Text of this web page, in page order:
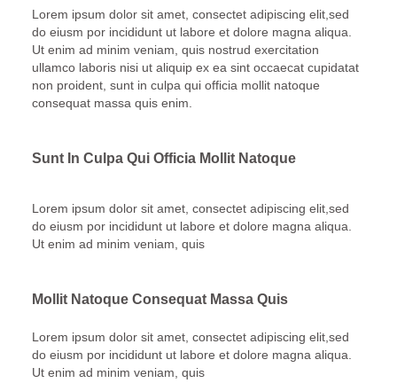
Lorem ipsum dolor sit amet, consectet adipiscing elit,sed
do eiusm por incididunt ut labore et dolore magna aliqua.
Ut enim ad minim veniam, quis nostrud exercitation
ullamco laboris nisi ut aliquip ex ea sint occaecat cupidatat
non proident, sunt in culpa qui officia mollit natoque
consequat massa quis enim.
Sunt In Culpa Qui Officia Mollit Natoque
Lorem ipsum dolor sit amet, consectet adipiscing elit,sed
do eiusm por incididunt ut labore et dolore magna aliqua.
Ut enim ad minim veniam, quis
Mollit Natoque Consequat Massa Quis
Lorem ipsum dolor sit amet, consectet adipiscing elit,sed
do eiusm por incididunt ut labore et dolore magna aliqua.
Ut enim ad minim veniam, quis